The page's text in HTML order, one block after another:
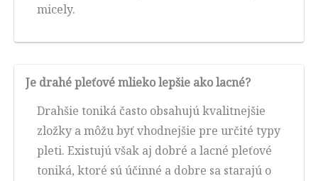
micely.
Je drahé pleťové mlieko lepšie ako lacné?
Drahšie toniká často obsahujú kvalitnejšie
zložky a môžu byť vhodnejšie pre určité typy
pleti. Existujú však aj dobré a lacné pleťové
toniká, ktoré sú účinné a dobre sa starajú o